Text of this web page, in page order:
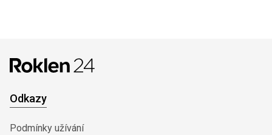
Odkazy
Podmínky užívání